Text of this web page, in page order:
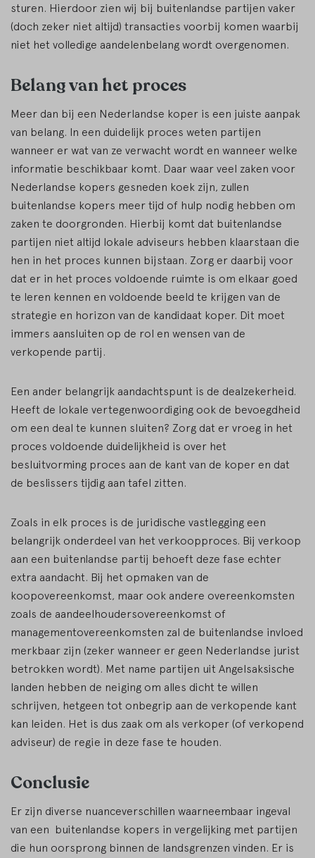
sturen. Hierdoor zien wij bij buitenlandse partijen vaker
(doch zeker niet altijd) transacties voorbij komen waarbij
niet het volledige aandelenbelang wordt overgenomen.
Belang van het proces
Meer dan bij een Nederlandse koper is een juiste aanpak
van belang. In een duidelijk proces weten partijen
wanneer er wat van ze verwacht wordt en wanneer welke
informatie beschikbaar komt. Daar waar veel zaken voor
Nederlandse kopers gesneden koek zijn, zullen
buitenlandse kopers meer tijd of hulp nodig hebben om
zaken te doorgronden. Hierbij komt dat buitenlandse
partijen niet altijd lokale adviseurs hebben klaarstaan die
hen in het proces kunnen bijstaan. Zorg er daarbij voor
dat er in het proces voldoende ruimte is om elkaar goed
te leren kennen en voldoende beeld te krijgen van de
strategie en horizon van de kandidaat koper. Dit moet
immers aansluiten op de rol en wensen van de
verkopende partij.
Een ander belangrijk aandachtspunt is de dealzekerheid.
Heeft de lokale vertegenwoordiging ook de bevoegdheid
om een deal te kunnen sluiten? Zorg dat er vroeg in het
proces voldoende duidelijkheid is over het
besluitvorming proces aan de kant van de koper en dat
de beslissers tijdig aan tafel zitten.
Zoals in elk proces is de juridische vastlegging een
belangrijk onderdeel van het verkoopproces. Bij verkoop
aan een buitenlandse partij behoeft deze fase echter
extra aandacht. Bij het opmaken van de
koopovereenkomst, maar ook andere overeenkomsten
zoals de aandeelhoudersovereenkomst of
managementovereenkomsten zal de buitenlandse invloed
merkbaar zijn (zeker wanneer er geen Nederlandse jurist
betrokken wordt). Met name partijen uit Angelsaksische
landen hebben de neiging om alles dicht te willen
schrijven, hetgeen tot onbegrip aan de verkopende kant
kan leiden. Het is dus zaak om als verkoper (of verkopend
adviseur) de regie in deze fase te houden.
Conclusie
Er zijn diverse nuanceverschillen waarneembaar ingeval
van een buitenlandse kopers in vergelijking met partijen
die hun oorsprong binnen de landsgrenzen vinden. Er is